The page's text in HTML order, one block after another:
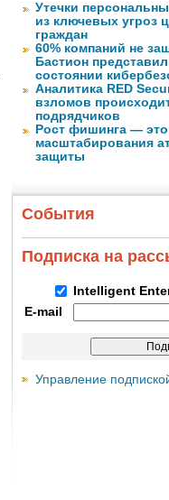
Утечки
из ключевых угроз
граждан
60% компаний не
Бастион
состоянии
Аналитика RED
взломов
подрядчиков
Рост фишинга —
масштабирования
защиты
События
Подписка на
Intelligent
E-mail
Управление